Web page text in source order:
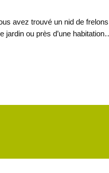
avez trouvé un nid de
jardin ou près d’une